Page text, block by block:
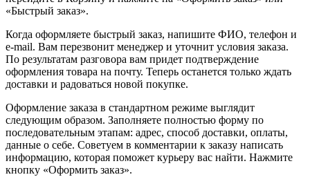
«Быстрый заказ».
Когда оформляете быстрый заказ, напишите ФИО, телефон и
e-mail. Вам перезвонит менеджер и уточнит условия заказа.
По результатам разговора вам придет подтверждение
оформления товара на почту. Теперь останется только ждать
доставки и радоваться новой покупке.
Оформление заказа в стандартном режиме выглядит
следующим образом. Заполняете полностью форму по
последовательным этапам: адрес, способ доставки, оплаты,
данные о себе. Советуем в комментарии к заказу написать
информацию, которая поможет курьеру вас найти. Нажмите
кнопку «Оформить заказ».